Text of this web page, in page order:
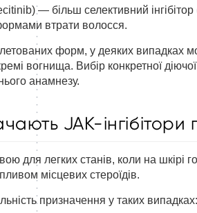
— більш селективний
втрати волосся.
форм, у деяких випадках
вогнища. Вибір конкретної
анамнезу.
JAK-інгібітори
для легких станів, коли на
місцевих стероїдів.
призначення у таких випадках: